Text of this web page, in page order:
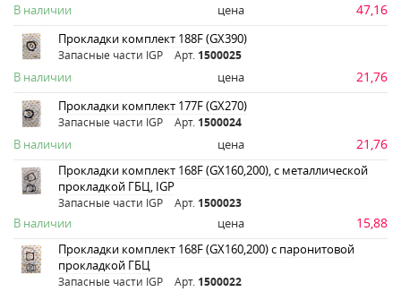
В наличии цена 47,16
Прокладки комплект 188F (GX390)
Запасные части IGP Арт. 1500025
В наличии цена 21,76
Прокладки комплект 177F (GX270)
Запасные части IGP Арт. 1500024
В наличии цена 21,76
Прокладки комплект 168F (GX160,200), с металлической
прокладкой ГБЦ, IGP
Запасные части IGP Арт. 1500023
В наличии цена 15,88
Прокладки комплект 168F (GX160,200) с паронитовой
прокладкой ГБЦ
Запасные части IGP Арт. 1500022